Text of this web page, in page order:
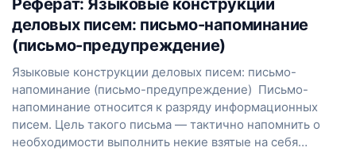
Реферат: Языковые конструкции
деловых писем: письмо-напоминание
(письмо-предупреждение)
Языковые конструкции деловых писем: письмо-
напоминание (письмо-предупреждение) Письмо-
напоминание относится к разряду информационных
писем. Цель такого письма — тактично напомнить о
необходимости выполнить некие взятые на себя…